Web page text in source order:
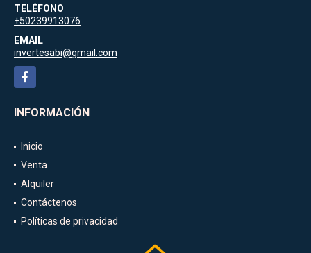
TELÉFONO
+50239913076
EMAIL
invertesabi@gmail.com
Facebook
INFORMACIÓN
Inicio
Venta
Alquiler
Contáctenos
Políticas de privacidad